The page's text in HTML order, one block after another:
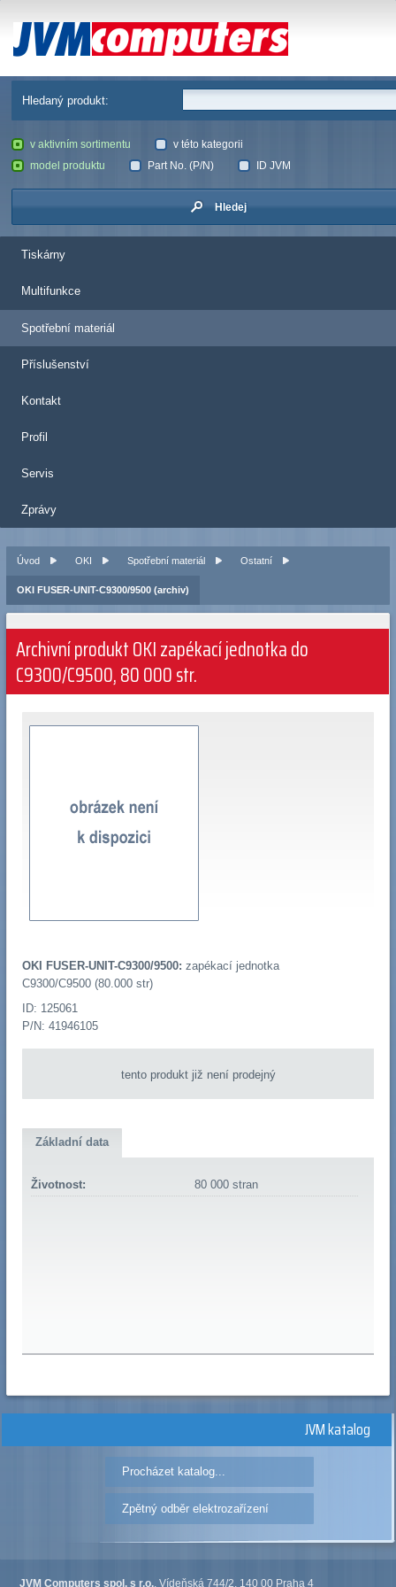
JVM Computers
Hledaný produkt:
v aktivním sortimentu
v této kategorii
model produktu
Part No. (P/N) ID JVM
Hledej
Tiskárny
Multifunkce
Spotřební materiál
Příslušenství
Kontakt
Profil
Servis
Zprávy
Úvod OKI Spotřební materiál Ostatní
OKI FUSER-UNIT-C9300/9500 (archiv)
Archivní produkt OKI zapékací jednotka do
C9300/C9500, 80 000 str.
OKI FUSER-UNIT-C9300/9500: zapékací jednotka
C9300/C9500 (80.000 str)
ID: 125061
P/N: 41946105
tento produkt již není prodejný
Základní data
Životnost: 80 000 stran
JVM katalog
Procházet katalog...
Zpětný odběr elektrozařízení
JVM Computers spol. s r.o., Vídeňská 744/2, 140 00 Praha 4